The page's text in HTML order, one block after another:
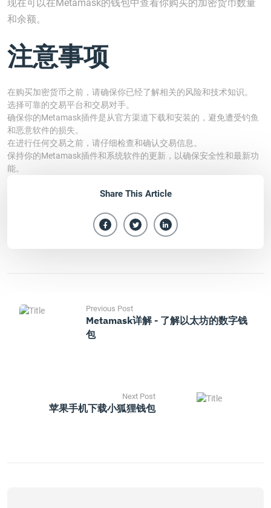
现在可以在Metamask的钱包中查看你购买的加密货币数量
和余额。
注意事项
在购买加密货币之前，请确保你已经了解相关的风险和技术知识。
选择可靠的交易平台和交易对手。
确保你的Metamask插件是从官方渠道下载和安装的，避免遭受钓鱼
和恶意软件的损失。
在进行任何交易之前，请仔细检查和确认交易信息。
保持你的Metamask插件和系统软件的更新，以确保安全性和最新功
能。
Share This Article
Previous Post
Metamask详解 - 了解以太坊的数字钱
包
Next Post
苹果手机下载小狐狸钱包